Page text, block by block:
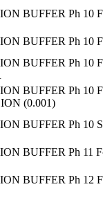
BUFFER Ph 10
BUFFER Ph 10
BUFFER Ph 10
BUFFER Ph 10
(0.001)
BUFFER Ph 10
BUFFER Ph 11
BUFFER Ph 12